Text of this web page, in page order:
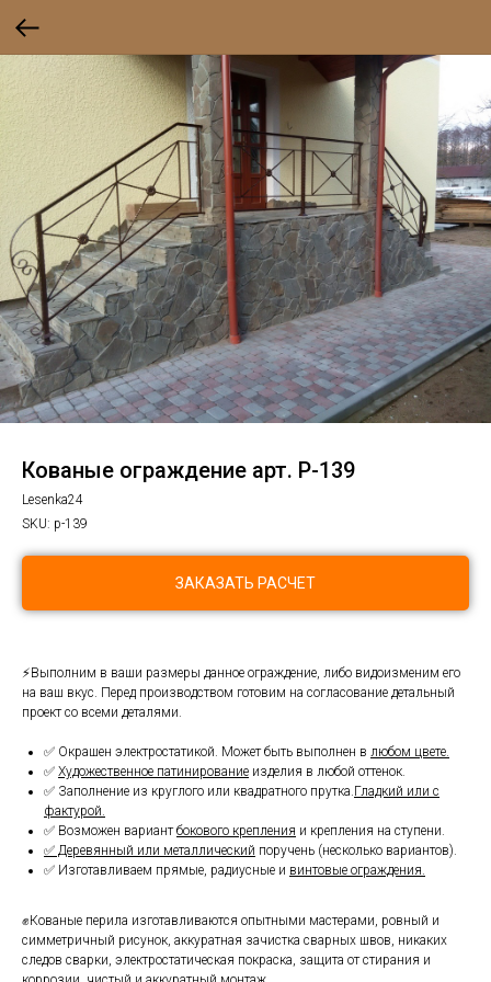
Кованые ограждение арт. P-139
Lesenka24
SKU: p-139
ЗАКАЗАТЬ РАСЧЕТ
⚡Выполним в ваши размеры данное ограждение, либо видоизменим его
на ваш вкус. Перед производством готовим на согласование детальный
проект со всеми деталями.
✅ Окрашен электростатикой. Может быть выполнен в любом цвете.
✅ Художественное патинирование изделия в любой оттенок.
✅ Заполнение из круглого или квадратного прутка.Гладкий или с
фактурой.
✅ Возможен вариантбокового крепления и крепления на ступени.
✅ Деревянный или металлический поручень (несколько вариантов).
✅ Изготавливаем прямые, радиусные и винтовые ограждения.
✊Кованые перила изготавливаются опытными мастерами, ровный и
симметричный рисунок, аккуратная зачистка сварных швов, никаких
следов сварки, электростатическая покраска, защита от стирания и